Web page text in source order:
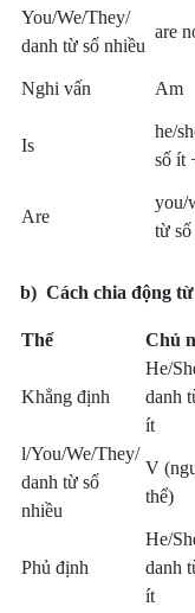
You/We/They/
danh từ số nhiều
are
Nghi vấn Am
Is
he/
số ít
Are
you/
từ
b)Cách chia động
Thể Chủ
Khẳng định
He/
danh
ít
l/You/We/They/
danh từ số
nhiều
V
thể)
Phủ định
He/
danh
ít